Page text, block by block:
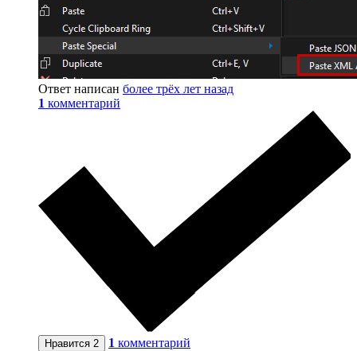
Ответ написан более трёх лет назад
1 комментарий
Нравится 2 1 комментарий